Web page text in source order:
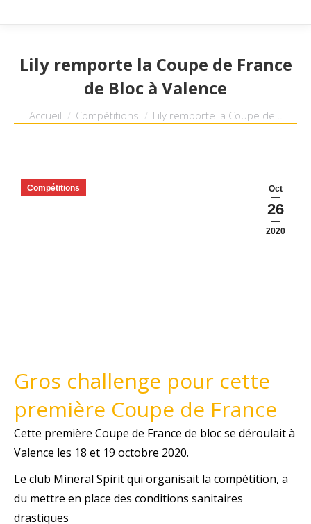
Lily remporte la Coupe de France
de Bloc à Valence
Vous êtes ici :
Accueil Compétitions Lily remporte la Coupe de…
Oct
26
2020
Compétitions
Gros challenge pour cette
première Coupe de France
Cette première Coupe de France de bloc se déroulait à
Valence les 18 et 19 octobre 2020.
Le club Mineral Spirit qui organisait la compétition, a
du mettre en place des conditions sanitaires
drastiques